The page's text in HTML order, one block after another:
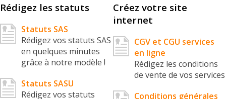
Rédigez les statuts
Statuts SAS
Rédigez vos statuts SAS
en quelques minutes
grâce à notre modèle !
Statuts SASU
Rédigez vos statuts
Créez votre site
internet
CGV et CGU services
en ligne
Rédigez les conditions
de vente de vos services
Conditions générales